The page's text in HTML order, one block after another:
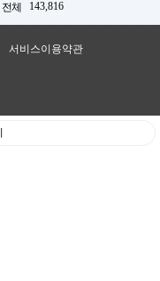
전체 143,816
서비스이용약관